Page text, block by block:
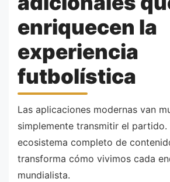
enriquecen la
experiencia
futbolística
Las aplicaciones modernas van
simplemente transmitir el partido.
ecosistema completo de
transforma cómo vivimos cada
mundialista.